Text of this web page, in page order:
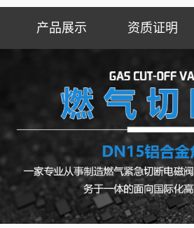
产品展示
工业级紧急切断阀
阀门控制器
资质证明